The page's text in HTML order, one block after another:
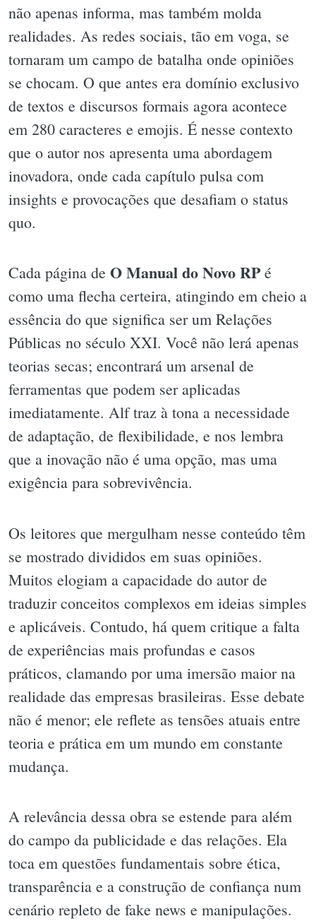
não apenas informa, mas também molda
realidades. As redes sociais, tão em voga, se
tornaram um campo de batalha onde opiniões
se chocam. O que antes era domínio exclusivo
de textos e discursos formais agora acontece
em 280 caracteres e emojis. É nesse contexto
que o autor nos apresenta uma abordagem
inovadora, onde cada capítulo pulsa com
insights e provocações que desafiam o status
quo.
Cada página de O Manual do Novo RP é
como uma flecha certeira, atingindo em cheio a
essência do que significa ser um Relações
Públicas no século XXI. Você não lerá apenas
teorias secas; encontrará um arsenal de
ferramentas que podem ser aplicadas
imediatamente. Alf traz à tona a necessidade
de adaptação, de flexibilidade, e nos lembra
que a inovação não é uma opção, mas uma
exigência para sobrevivência.
Os leitores que mergulham nesse conteúdo têm
se mostrado divididos em suas opiniões.
Muitos elogiam a capacidade do autor de
traduzir conceitos complexos em ideias simples
e aplicáveis. Contudo, há quem critique a falta
de experiências mais profundas e casos
práticos, clamando por uma imersão maior na
realidade das empresas brasileiras. Esse debate
não é menor; ele reflete as tensões atuais entre
teoria e prática em um mundo em constante
mudança.
A relevância dessa obra se estende para além
do campo da publicidade e das relações. Ela
toca em questões fundamentais sobre ética,
transparência e a construção de confiança num
cenário repleto de fake news e manipulações.